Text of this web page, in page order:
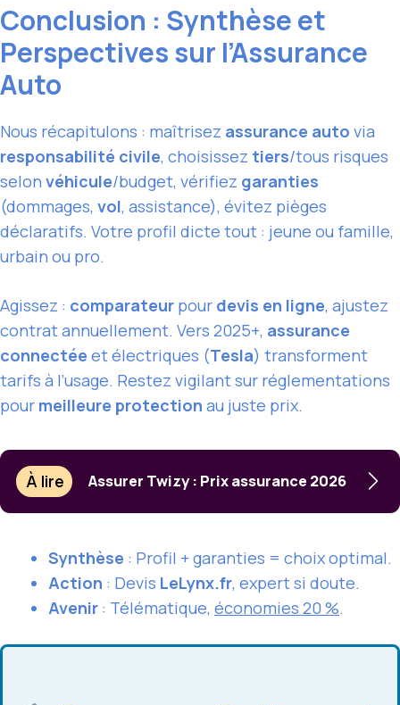
Conclusion : Synthèse et
Perspectives sur l’Assurance
Auto
Nous récapitulons : maîtrisez assurance auto via
responsabilité civile, choisissez tiers/tous risques
selon véhicule/budget, vérifiez garanties
(dommages, vol, assistance), évitez pièges
déclaratifs. Votre profil dicte tout : jeune ou famille,
urbain ou pro.
Agissez : comparateur pour devis en ligne, ajustez
contrat annuellement. Vers 2025+, assurance
connectée et électriques (Tesla) transforment
tarifs à l’usage. Restez vigilant sur réglementations
pour meilleure protection au juste prix.
À lire Assurer Twizy : Prix assurance 2026
Synthèse : Profil + garanties = choix optimal.
Action : Devis LeLynx.fr, expert si doute.
Avenir : Télématique, économies 20 %.